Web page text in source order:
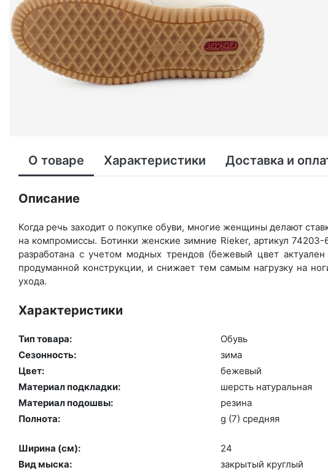
О товаре Характеристики Доставка и
Описание
Когда речь заходит о покупке обуви, многие женщины делают
на компромиссы. Ботинки женские зимние Rieker, артикул
разработана с учетом модных трендов (бе­жевый цвет
продуманной конструкции, и снижает тем самым нагрузку на
ухода.
Характеристики
Тип товара: Обувь
Сезонность:
зи­ма
Цвет:
бе­жевый
Материал подкладки:
шерсть на­тураль­ная
Материал подошвы:
ре­зина
Полнота:
g (7) сред­няя
Ширина (см):
24
Вид мыска:
зак­ры­тый круг­лый